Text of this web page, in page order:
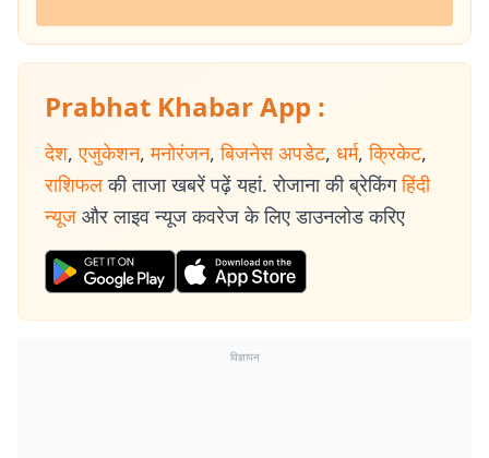
Prabhat Khabar App :
देश, एजुकेशन, मनोरंजन, बिजनेस अपडेट, धर्म, क्रिकेट,
राशिफल की ताजा खबरें पढ़ें यहां. रोजाना की ब्रेकिंग हिंदी
न्यूज और लाइव न्यूज कवरेज के लिए डाउनलोड करिए
विज्ञापन